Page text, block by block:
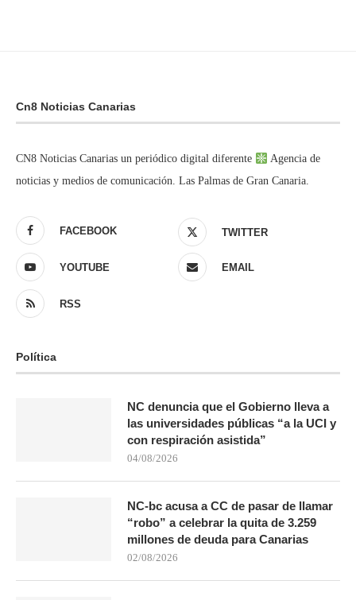
Cn8 Noticias Canarias
CN8 Noticias Canarias un periódico digital diferente
Agencia de
noticias y medios de comunicación. Las Palmas de Gran Canaria.
FACEBOOK TWITTER
YOUTUBE EMAIL
RSS
Política
NC denuncia que el Gobierno lleva a
las universidades públicas “a la UCI y
con respiración asistida”
04/08/2026
NC-bc acusa a CC de pasar de llamar
“robo” a celebrar la quita de 3.259
millones de deuda para Canarias
02/08/2026